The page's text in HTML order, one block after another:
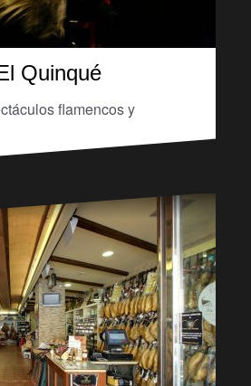
Quinqué
flamencos y